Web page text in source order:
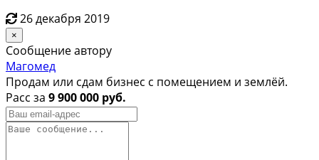
26 декабря 2019
×
Сообщение автору
Магомед
Продам или сдам бизнес с помещением и землёй.
Расс за 9 900 000 руб.